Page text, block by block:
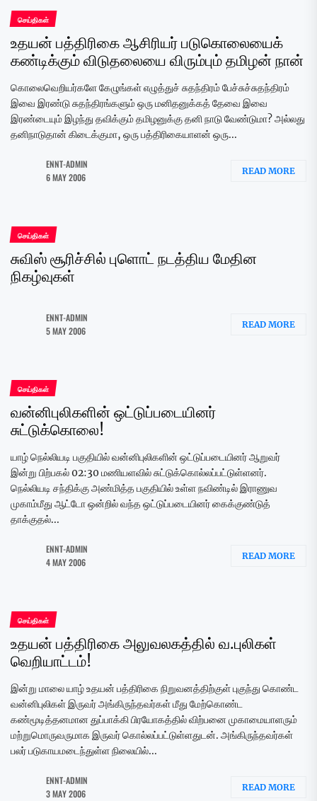
செய்திகள்
உதயன் பத்திரிகை ஆசிரியர் படுகொலையைக்
கண்டிக்கும் விடுதலையை விரும்பும் தமிழன் நான்
கொலைவெறியர்களே கேழுங்கள் எழுத்துச் சுதந்திரம் பேச்சுச்சுதந்திரம்
இவை இரண்டு சுதந்திரங்களும் ஒரு மனிதனுக்கத் தேவை இவை
இரண்டையும் இழந்து தவிக்கும் தமிழனுக்கு தனி நாடு வேண்டுமா? அல்லது
தனிநாடுதான் கிடைக்குமா, ஒரு பத்திரிகையாளன் ஒரு...
ENNT-ADMIN
6 MAY 2006
READ MORE
செய்திகள்
சுவிஸ் சூரிச்சில் புளொட் நடத்திய மேதின
நிகழ்வுகள்
ENNT-ADMIN
5 MAY 2006
READ MORE
செய்திகள்
வன்னிபுலிகளின் ஒட்டுப்படையினர்
சுட்டுக்கொலை!
யாழ் நெல்லியடி பகுதியில் வன்னிபுலிகளின் ஒட்டுப்படையினர் ஆறுவர்
இன்று பிற்பகல் 02:30 மணியளவில் சுட்டுக்கொல்லப்பட்டுள்ளனர்.
நெல்லியடி சந்திக்கு அண்மித்த பகுதியில் உள்ள நவிண்டில் இராணுவ
முகாம்மீது ஆட்டோ ஒன்றில் வந்த ஒட்டுப்படையினர் கைக்குண்டுத்
தாக்குதல்...
ENNT-ADMIN
4 MAY 2006
READ MORE
செய்திகள்
உதயன் பத்திரிகை அலுவலகத்தில் வ.புலிகள்
வெறியாட்டம்!
இன்று மாலை யாழ் உதயன் பத்திரிகை நிறுவனத்திற்குள் புகுந்து கொண்ட
வன்னிபுலிகள் இருவர் அங்கிருந்தவர்கள் மீது மேற்கொண்ட
கண்மூடித்தனமான துப்பாக்கி பிரயோகத்தில் விற்பனை முகாமையாளரும்
மற்றுமொருவருமாக இருவர் கொல்லப்பட்டுள்ளதுடன். அங்கிருந்தவர்கள்
பலர் படுகாயமடைந்துள்ள நிலையில்...
ENNT-ADMIN
3 MAY 2006
READ MORE